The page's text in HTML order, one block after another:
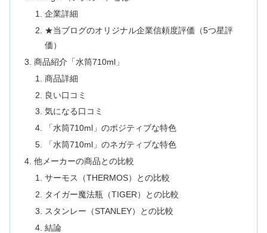
企業詳細
★当ブログのオリジナル企業信頼度評価（5つ星評
価）
商品紹介「水筒710ml」
商品詳細
良い口コミ
気になる口コミ
「水筒710ml」のポジティブな特色
「水筒710ml」のネガティブな特色
他メーカーの商品との比較
サーモス（THERMOS）との比較
タイガー魔法瓶（TIGER）との比較
スタンレー（STANLEY）との比較
結論